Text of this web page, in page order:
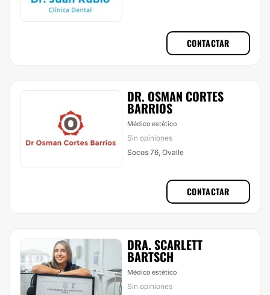
CONTACTAR
DR. OSMAN CORTES
BARRIOS
Médico estético
Sin opiniones
Socos 76, Ovalle
CONTACTAR
DRA. SCARLETT
BARTSCH
Médico estético
Sin opiniones